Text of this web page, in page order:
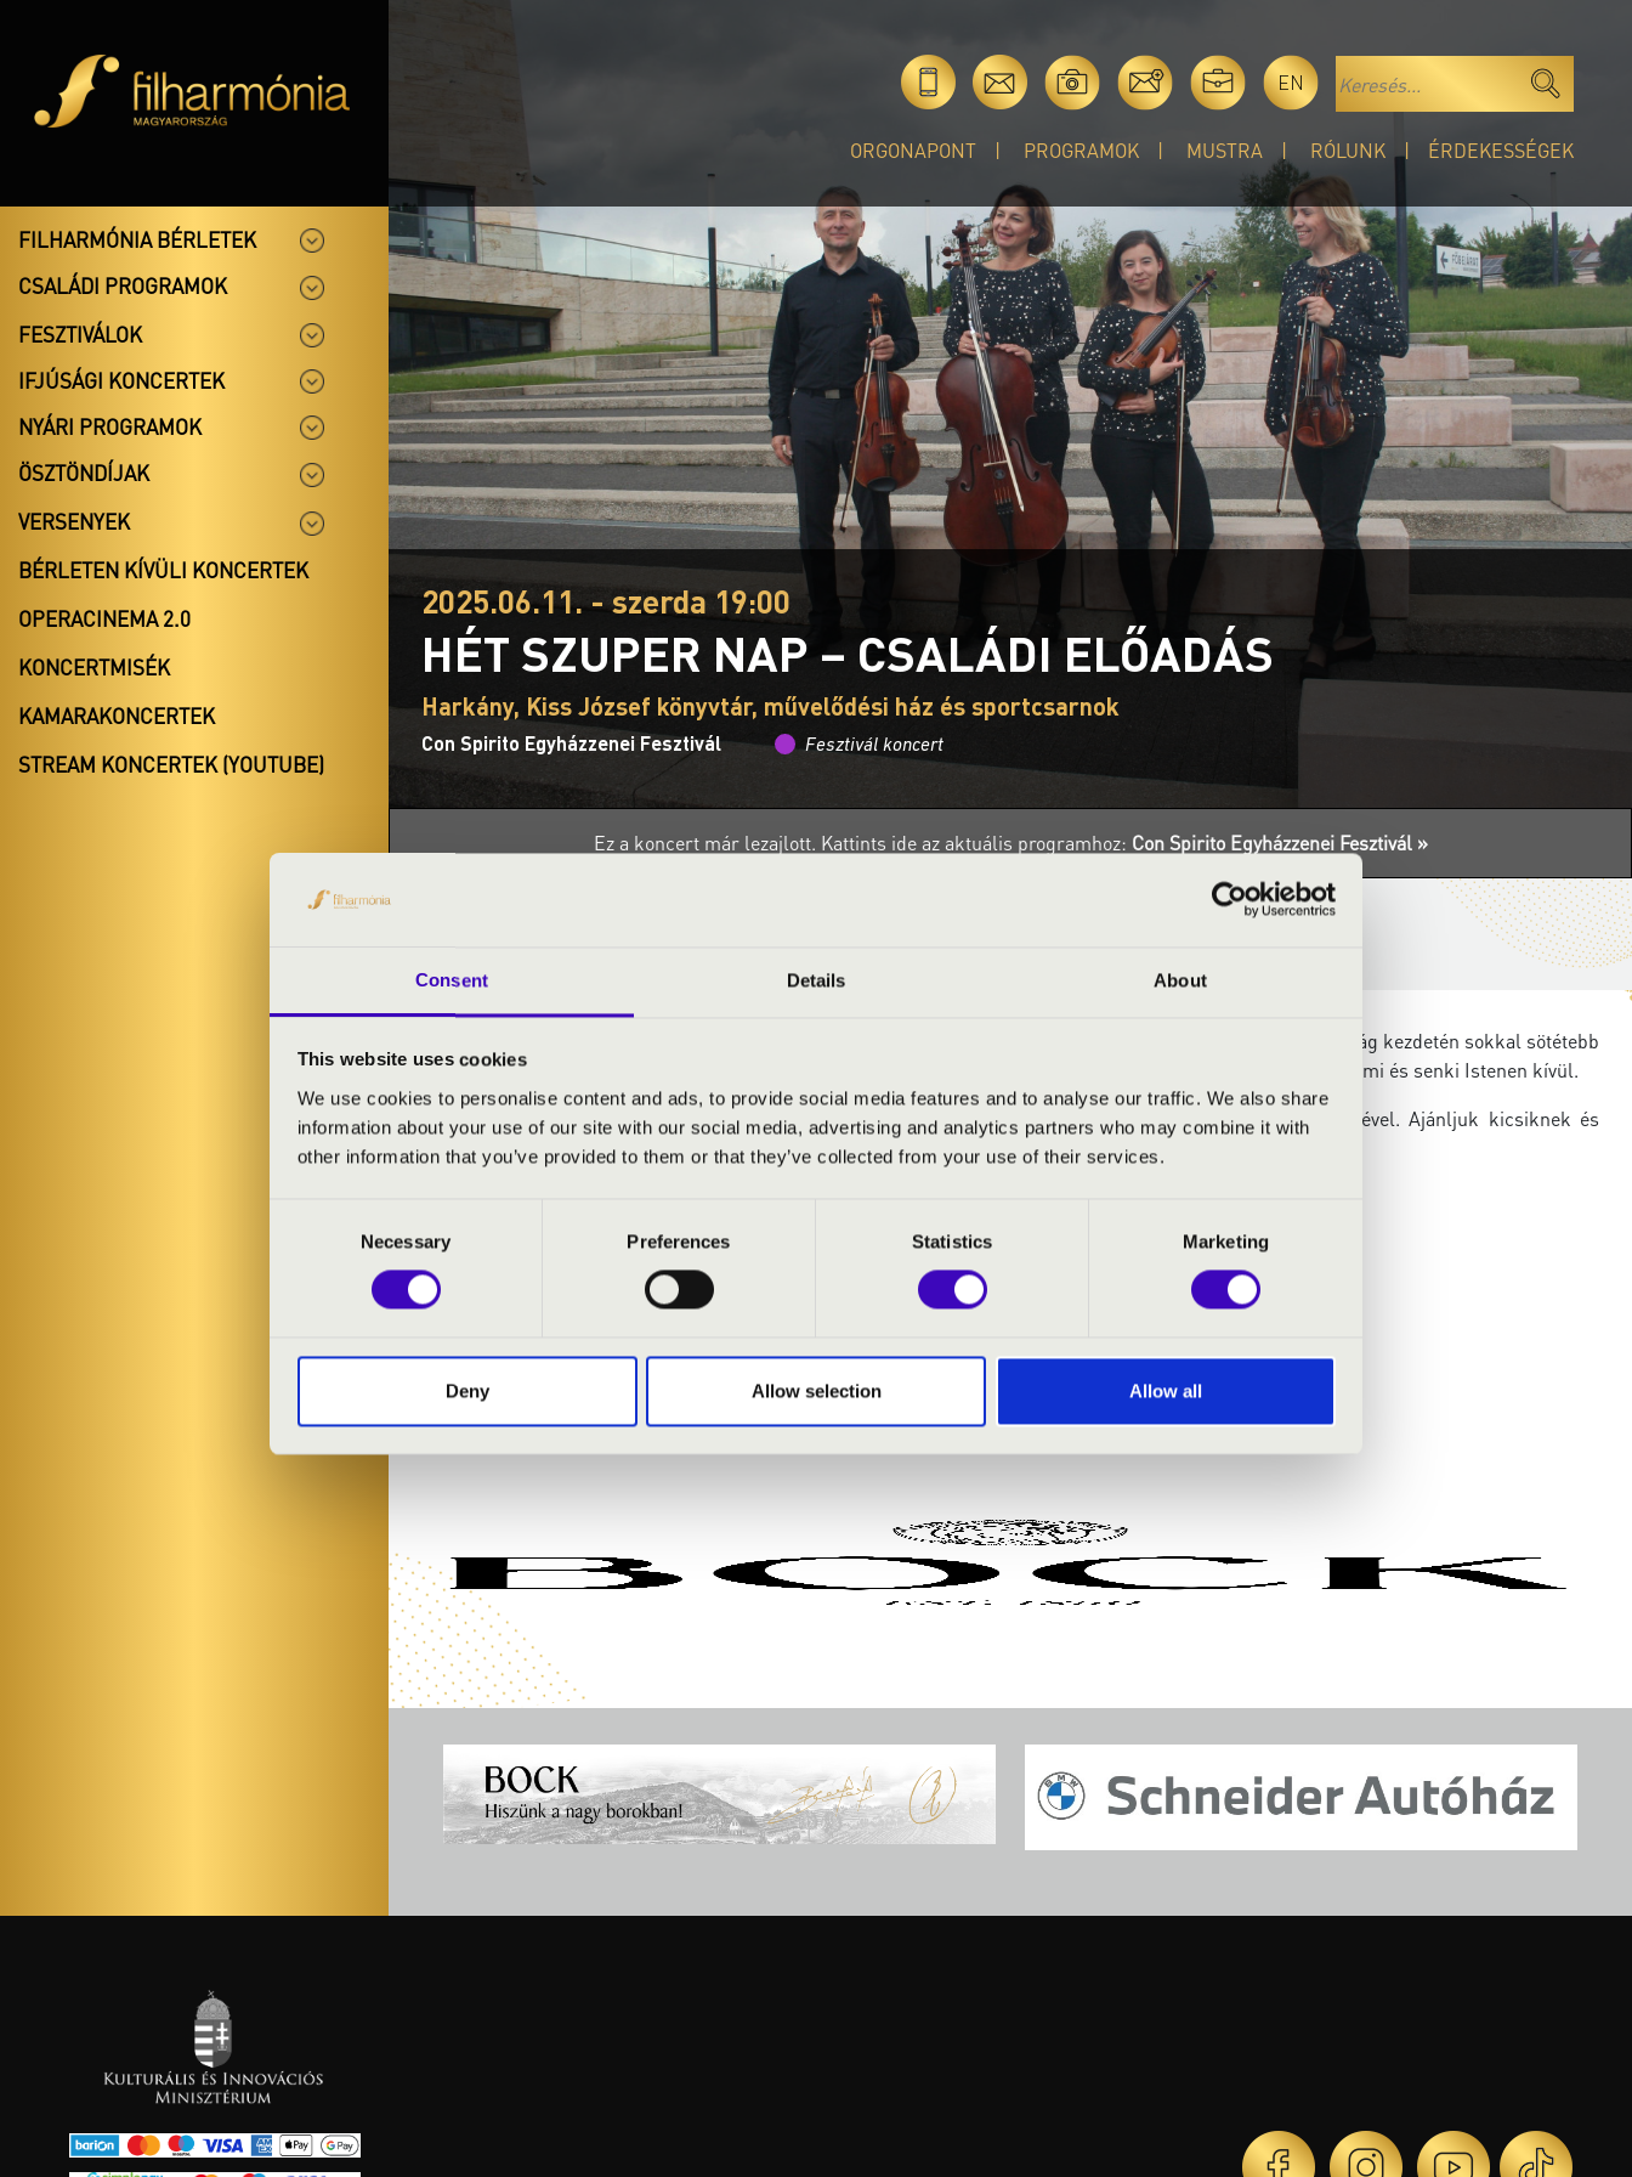
Consent Details About
This website uses cookies
We use cookies to personalise content and ads, to provide social media features and to analyse our traffic. We also share
information about your use of our site with our social media, advertising and analytics partners who may combine it with
other information that you’ve provided to them or that they’ve collected from your use of their services.
Necessary Preferences Statistics Marketing
Deny Allow selection Allow all
EN
ORGONAPONT PROGRAMOK MUSTRA RÓLUNK ÉRDEKESSÉGEK
FILHARMÓNIA BÉRLETEK
CSALÁDI PROGRAMOK
FESZTIVÁLOK
IFJÚSÁGI KONCERTEK
NYÁRI PROGRAMOK
ÖSZTÖNDÍJAK
VERSENYEK
BÉRLETEN KÍVÜLI KONCERTEK
OPERACINEMA 2.0
KONCERTMISÉK
KAMARAKONCERTEK
STREAM KONCERTEK (YOUTUBE)
2025.06.11. - szerda 19:00
HÉT SZUPER NAP – CSALÁDI ELŐADÁS
Harkány, Kiss József könyvtár, művelődési ház és sportcsarnok
Con Spirito Egyházzenei Fesztivál Fesztivál koncert
Ez a koncert már lezajlott. Kattints ide az aktuális programhoz: Con Spirito Egyházzenei Fesztivál »
Hunyd be a szemed! Mit látsz? Semmit? Hát nem egészen. Először a sötétet látod. Valamikor réges-régen, a világ kezdetén sokkal sötétebb
volt ennél. Nem lehetett látni semmit. De akkoriban még nem nézelődött senki sehová. Mert nem volt még semmi és senki Istenen kívül.
A Hét szuper nap című családi előadás a világ teremtését jeleníti meg és teszi átélhetővé, szóval és zenével. Ajánljuk kicsiknek és
nagyoknak, akik szeretnének rácsodálkozni a világ szépségére és gazdagságára, befogadható módon.
ELŐADÓK:
Harmónia Vonósnégyes